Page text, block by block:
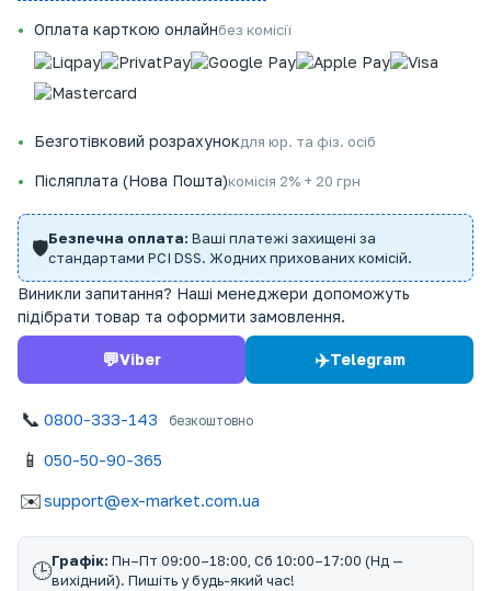
Оплата карткою онлайнбез комісії
Безготівковий розрахунокдля юр. та фіз. осіб
Післяплата (Нова Пошта)комісія 2% + 20 грн
🛡️Безпечна оплата: Ваші платежі захищені за
стандартами PCI DSS. Жодних прихованих комісій.
Виникли запитання? Наші менеджери допоможуть
підібрати товар та оформити замовлення.
💬Viber ✈️Telegram
📞 0800-333-143 безкоштовно
📱 050-50-90-365
✉️support@ex-market.com.ua
🕒Графік: Пн–Пт 09:00–18:00, Сб 10:00–17:00 (Нд —
вихідний). Пишіть у будь-який час!